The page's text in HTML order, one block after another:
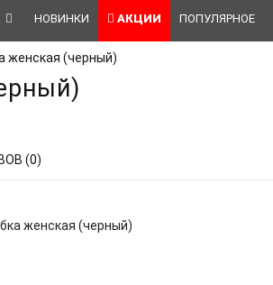
НОВИНКИ АКЦИИ ПОПУЛЯРНОЕ
женская (черный)
(0)